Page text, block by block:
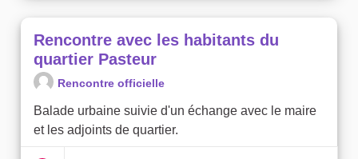
Rencontre avec les habitants du
quartier Pasteur
Rencontre officielle
Balade urbaine suivie d'un échange avec le maire
et les adjoints de quartier.